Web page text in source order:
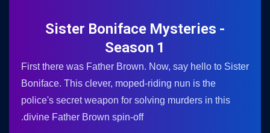
Sister Boniface Mysteries -
Season 1
First there was Father Brown. Now, say hello to Sister
Boniface. This clever, moped-riding nun is the
police's secret weapon for solving murders in this
divine Father Brown spin-off.